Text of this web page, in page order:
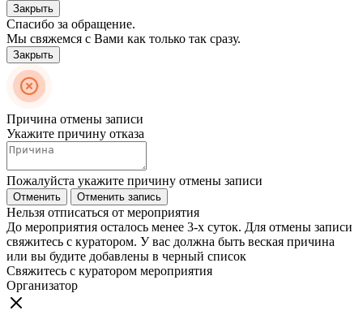
Закрыть
Спасибо за обращение.
Мы свяжемся с Вами как только так сразу.
Закрыть
Причина отмены записи
Укажите причину отказа
Пожалуйста укажите причину отмены записи
Отменить Отменить запись
Нельзя отписаться от мероприятия
До мероприятия осталось менее 3-х суток. Для отмены записи
свяжитесь с куратором. У вас должна быть веская причина
или вы будите добавлены в черный список
Свяжитесь с куратором мероприятия
Организатор